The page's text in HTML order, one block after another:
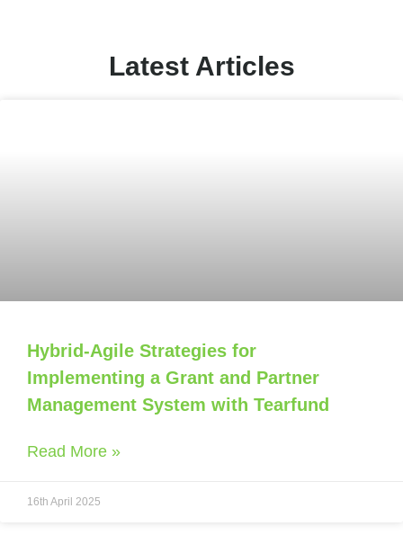
Latest Articles
Hybrid-Agile Strategies for
Implementing a Grant and Partner
Management System with Tearfund
Read More »
16th April 2025